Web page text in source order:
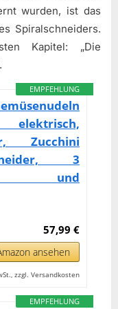
wurden, ist das
Spiralschneiders.
Kapitel: „Die
EMPFEHLUNG
elektrisch,
Zucchini
3
und
57,99 €
ansehen
zzgl. Versandkosten
EMPFEHLUNG